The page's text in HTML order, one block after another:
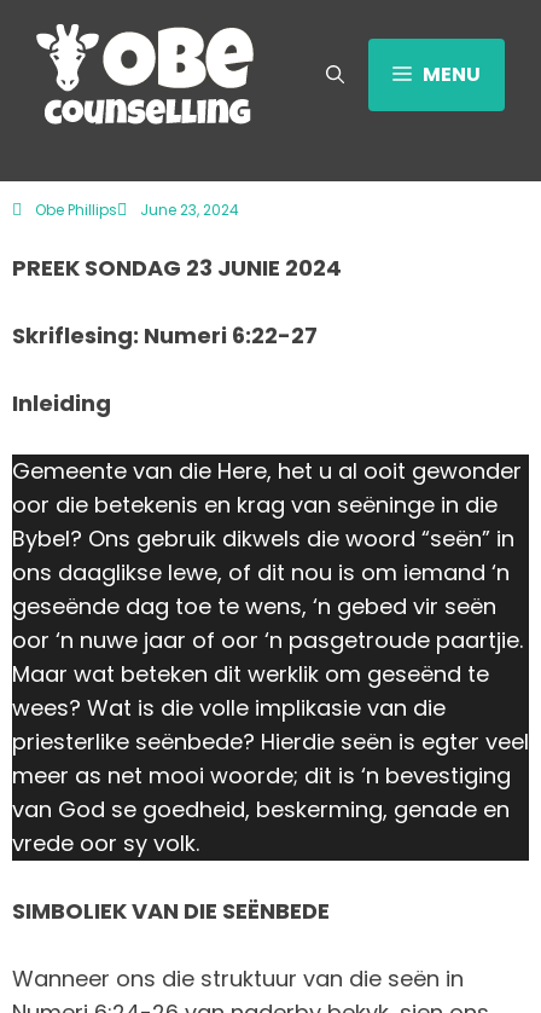
MENU
Obe Phillips June 23, 2024
PREEK SONDAG 23 JUNIE 2024
Skriflesing: Numeri 6:22-27
Inleiding
Gemeente van die Here, het u al ooit gewonder
oor die betekenis en krag van seëninge in die
Bybel? Ons gebruik dikwels die woord “seën” in
ons daaglikse lewe, of dit nou is om iemand ‘n
geseënde dag toe te wens, ‘n gebed vir seën
oor ‘n nuwe jaar of oor ‘n pasgetroude paartjie.
Maar wat beteken dit werklik om geseënd te
wees? Wat is die volle implikasie van die
priesterlike seënbede? Hierdie seën is egter veel
meer as net mooi woorde; dit is ‘n bevestiging
van God se goedheid, beskerming, genade en
vrede oor sy volk.
SIMBOLIEK VAN DIE SEËNBEDE
Wanneer ons die struktuur van die seën in